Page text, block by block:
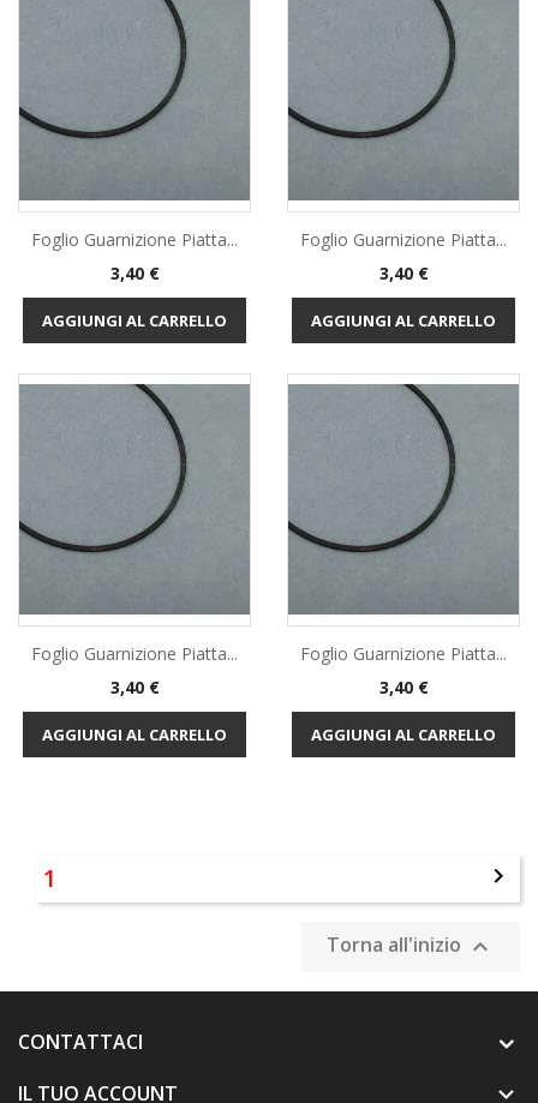
Foglio Guarnizione Piatta...
Prezzo
3,40 €
AGGIUNGI AL CARRELLO
Foglio Guarnizione Piatta...
Prezzo
3,40 €
AGGIUNGI AL CARRELLO
Foglio Guarnizione Piatta...
Prezzo
3,40 €
AGGIUNGI AL CARRELLO
Foglio Guarnizione Piatta...
Prezzo
3,40 €
AGGIUNGI AL CARRELLO
1 
Torna all'inizio 
CONTATTACI
IL TUO ACCOUNT
